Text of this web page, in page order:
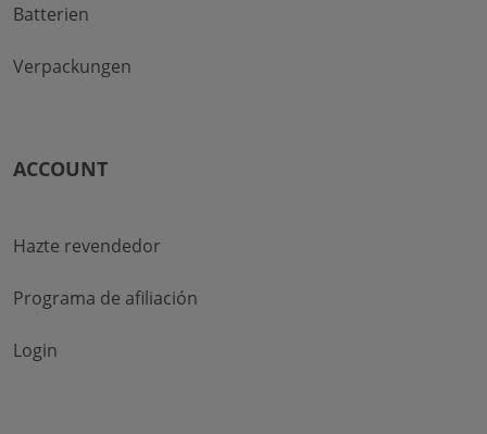
Batterien
Verpackungen
ACCOUNT
Hazte revendedor
Programa de afiliación
Login